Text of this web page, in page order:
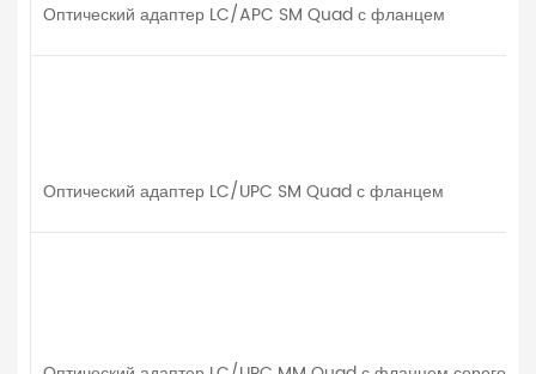
Оптический адаптер LC/APC SM Quad с фланцем
Оптический адаптер LC/UPC SM Quad с фланцем